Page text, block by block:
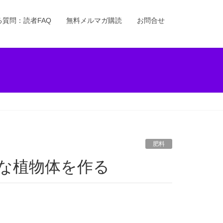
質問：読者FAQ 無料メルマガ購読 お問合せ
肥料
植物体を作る